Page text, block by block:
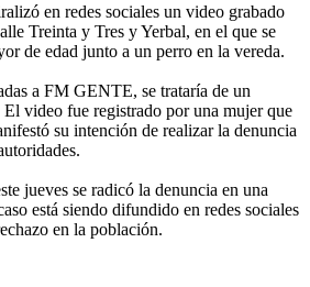
en redes sociales un video grabado
Treinta y Tres y Yerbal, en el que se
de edad junto a un perro en la vereda.
a FM GENTE, se trataría de un
video fue registrado por una mujer que
su intención de realizar la denuncia
jueves se radicó la denuncia en una
está siendo difundido en redes sociales
en la población.